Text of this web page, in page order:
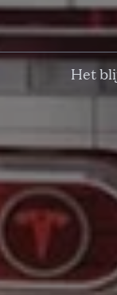
Het